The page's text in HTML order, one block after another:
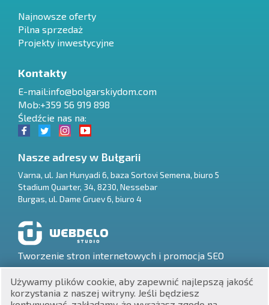
$
₽
₴
PL
Najnowsze oferty
Pilna sprzedaż
Projekty inwestycyjne
Kontakty
E-mail:info@bolgarskiydom.com
Mob:+359 56 919 898
Śledźcie nas na:
Nasze adresy w Bułgarii
Varna, ul. Jan Hunyadi 6, baza Sortovi Semena, biuro 5
Stadium Quarter, 34, 8230, Nessebar
Burgas, ul. Dame Gruev 6, biuro 4
Tworzenie stron internetowych i promocja SEO
Używamy plików cookie, aby zapewnić najlepszą jakość
korzystania z naszej witryny. Jeśli będziesz